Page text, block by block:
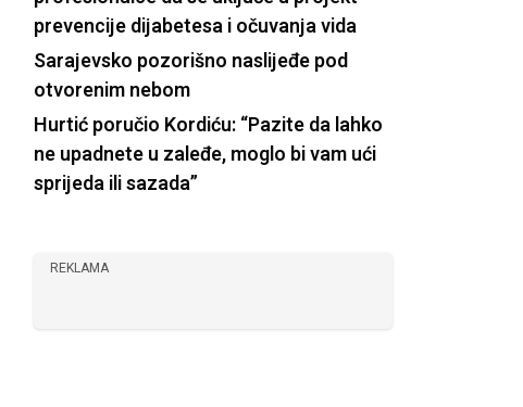
prevencije dijabetesa i očuvanja vida
Sarajevsko pozorišno naslijeđe pod
otvorenim nebom
Hurtić poručio Kordiću: “Pazite da lahko
ne upadnete u zaleđe, moglo bi vam ući
sprijeda ili sazada”
REKLAMA